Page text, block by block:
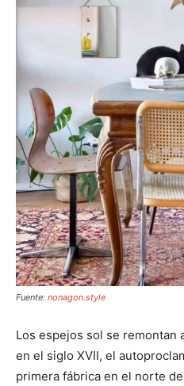
Fuente: nonagon.style
Los espejos sol se remontan
en el siglo XVII, el
primera fábrica en el norte